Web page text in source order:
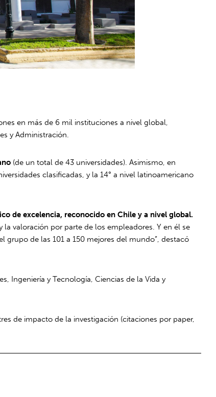
en más de 6 mil instituciones a nivel global,
y Administración.
(de un total de 43 universidades). Asimismo, en
clasificadas, y la 14° a nivel latinoamericano
de excelencia, reconocido en Chile y a nivel global.
valoración por parte de los empleadores. Y en él se
grupo de las 101 a 150 mejores del mundo”, destacó
Ingeniería y Tecnología, Ciencias de la Vida y
de impacto de la investigación (citaciones por paper,